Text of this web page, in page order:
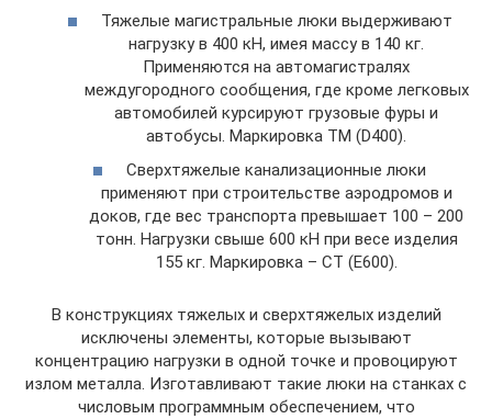
Тяжелые магистральные люки выдерживают
нагрузку в 400 кН, имея массу в 140 кг.
Применяются на автомагистралях
междугородного сообщения, где кроме легковых
автомобилей курсируют грузовые фуры и
автобусы. Маркировка ТМ (D400).
Сверхтяжелые канализационные люки
применяют при строительстве аэродромов и
доков, где вес транспорта превышает 100 – 200
тонн. Нагрузки свыше 600 кН при весе изделия
155 кг. Маркировка – СТ (Е600).
В конструкциях тяжелых и сверхтяжелых изделий
исключены элементы, которые вызывают
концентрацию нагрузки в одной точке и провоцируют
излом металла. Изготавливают такие люки на станках с
числовым программным обеспечением, что